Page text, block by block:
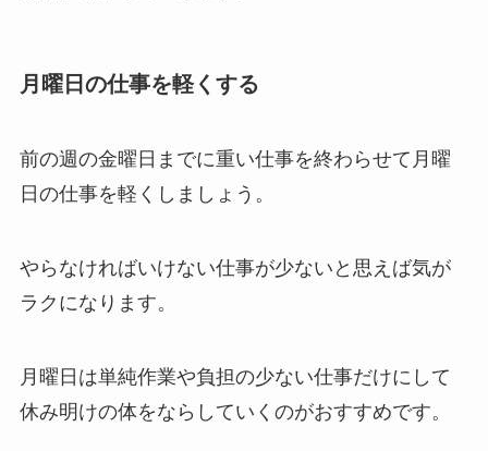
月曜日の仕事を軽くする
前の週の金曜日までに重い仕事を終わらせて月曜
日の仕事を軽くしましょう。
やらなければいけない仕事が少ないと思えば気が
ラクになります。
月曜日は単純作業や負担の少ない仕事だけにして
休み明けの体をならしていくのがおすすめです。